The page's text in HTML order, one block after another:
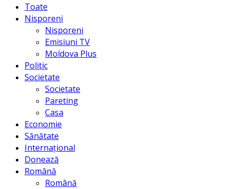
Toate
Nisporeni
Nisporeni
Emisiuni TV
Moldova Plus
Politic
Societate
Societate
Pareting
Casa
Economie
Sănătate
Internațional
Donează
Română
Română